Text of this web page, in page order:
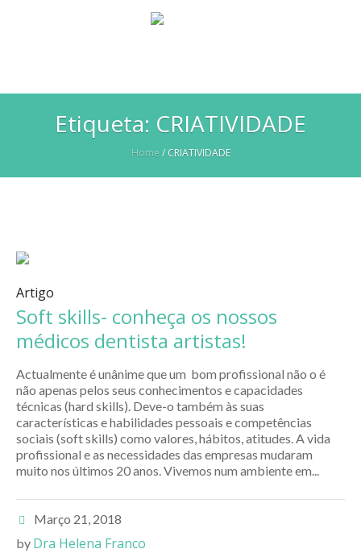
Etiqueta: CRIATIVIDADE
Home / CRIATIVIDADE
Artigo
Soft skills- conheça os nossos
médicos dentista artistas!
Actualmente é unânime que um bom profissional não o é
não apenas pelos seus conhecimentos e capacidades
técnicas (hard skills). Deve-o também às suas
características e habilidades pessoais e competências
sociais (soft skills) como valores, hábitos, atitudes. A vida
profissional e as necessidades das empresas mudaram
muito nos últimos 20 anos. Vivemos num ambiente em...
Março 21, 2018
by Dra Helena Franco